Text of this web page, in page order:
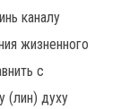
каналу
жизненного
с
(лин) духу